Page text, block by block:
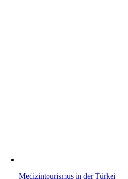
Medizintourismus in der Türkei